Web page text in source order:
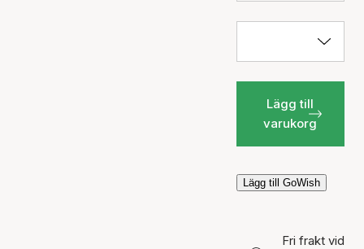
Lägg till
varukorg
Lägg till GoWish
Fri frakt vid